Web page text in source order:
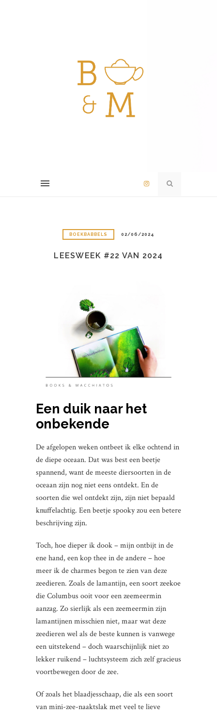
BOEKBABBELS 02/06/2024
LEESWEEK #22 VAN 2024
Een duik naar het
onbekende
De afgelopen weken ontbeet ik elke ochtend in
de diepe oceaan. Dat was best een beetje
spannend, want de meeste diersoorten in de
oceaan zijn nog niet eens ontdekt. En de
soorten die wel ontdekt zijn, zijn niet bepaald
knuffelachtig. Een beetje spooky zou een betere
beschrijving zijn.
Toch, hoe dieper ik dook – mijn ontbijt in de
ene hand, een kop thee in de andere – hoe
meer ik de charmes begon te zien van deze
zeedieren. Zoals de lamantijn, een soort zeekoe
die Columbus ooit voor een zeemeermin
aanzag. Zo sierlijk als een zeemeermin zijn
lamantijnen misschien niet, maar wat deze
zeedieren wel als de beste kunnen is vanwege
een uitstekend – doch waarschijnlijk niet zo
lekker ruikend – luchtsysteem zich zelf gracieus
voortbewegen door de zee.
Of zoals het blaadjesschaap, die als een soort
van mini-zee-naaktslak met veel te lieve